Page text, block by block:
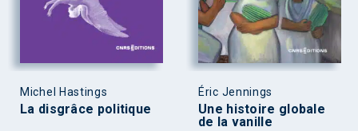
Michel Hastings
La disgrâce politique
Éric Jennings
Une histoire globale
de la vanille